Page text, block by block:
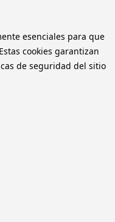
esenciales para que
cookies garantizan
de seguridad del sitio